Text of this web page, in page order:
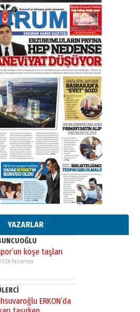
YAZARLAR
bir şehir, bir
Dizginler kimin
Salı
DEĞİL, BİR ÖMÜR
“NEDEN
Salı
YAZICI
bir Alperen…
idi… Hakka yürüdü.!
Perşembe
hatıralarıyla
Faruk Terzioğlu!
Çarşamba
Erzurum’a
proje daha!
Pazar
köşe taşları
Pazartesi
ERKON’da